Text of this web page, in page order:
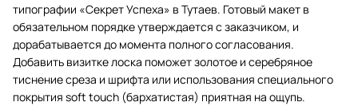
типографии «Секрет Успеха» в Тутаев. Готовый макет в
обязательном порядке утверждается с заказчиком, и
дорабатывается до момента полного согласования.
Добавить визитке лоска поможет золотое и серебряное
тиснение среза и шрифта или использования специального
покрытия soft touch (бархатистая) приятная на ощупь.